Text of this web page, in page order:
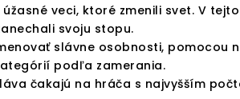
veci, ktoré zmenili svet. V
svoju stopu.
slávne osobnosti, pomocou
podľa zamerania.
čakajú na hráča s najvyšším